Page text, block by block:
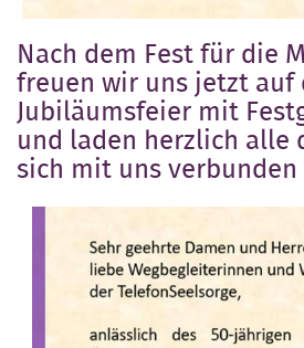
Nach dem Fest für die
freuen wir uns jetzt auf
Jubiläumsfeier mit
und laden herzlich alle
sich mit uns